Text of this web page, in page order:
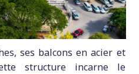
ses balcons en acier et
structure incarne le